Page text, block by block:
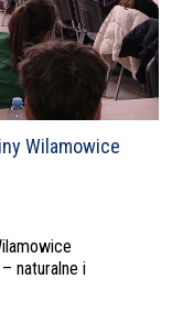
Wilamowice
naturalne i